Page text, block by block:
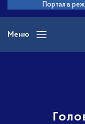
основного
вмісту
Портал в
Меню